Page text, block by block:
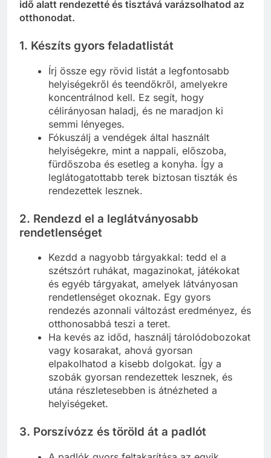
idő alatt rendezetté és tisztává varázsolhatod az
otthonodat.
1. Készíts gyors feladatlistát
Írj össze egy rövid listát a legfontosabb
helyiségekről és teendőkről, amelyekre
koncentrálnod kell. Ez segít, hogy
célirányosan haladj, és ne maradjon ki
semmi lényeges.
Fókuszálj a vendégek által használt
helyiségekre, mint a nappali, előszoba,
fürdőszoba és esetleg a konyha. Így a
leglátogatottabb terek biztosan tiszták és
rendezettek lesznek.
2. Rendezd el a leglátványosabb
rendetlenséget
Kezdd a nagyobb tárgyakkal: tedd el a
szétszórt ruhákat, magazinokat, játékokat
és egyéb tárgyakat, amelyek látványosan
rendetlenséget okoznak. Egy gyors
rendezés azonnali változást eredményez, és
otthonosabbá teszi a teret.
Ha kevés az időd, használj tárolódobozokat
vagy kosarakat, ahová gyorsan
elpakolhatod a kisebb dolgokat. Így a
szobák gyorsan rendezettek lesznek, és
utána részletesebben is átnézheted a
helyiségeket.
3. Porszívózz és töröld át a padlót